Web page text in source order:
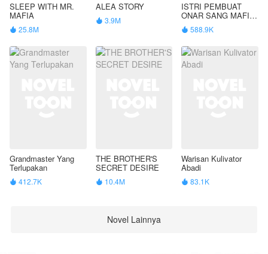
SLEEP WITH MR.
MAFIA
 25.8M
ALEA STORY
 3.9M
ISTRI PEMBUAT
ONAR SANG MAFIA
KEJAM
 588.9K
Grandmaster Yang
Terlupakan
 412.7K
THE BROTHER'S
SECRET DESIRE
 10.4M
Warisan Kulivator
Abadi
 83.1K
Novel Lainnya